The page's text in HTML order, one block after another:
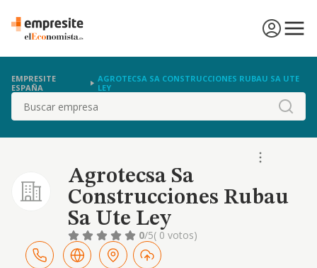
EMPRESITE
ESPAÑA
AGROTECSA SA CONSTRUCCIONES RUBAU SA UTE
LEY
Buscar
Agrotecsa Sa
Construcciones Rubau
Sa Ute Ley
0/5( 0 votos)